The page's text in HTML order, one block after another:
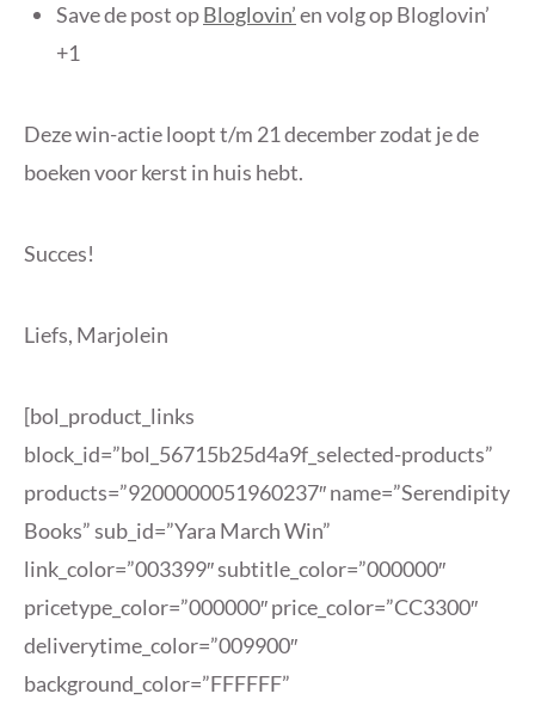
Save de post opBloglovin’en volg op Bloglovin’
+1
Deze win-actie loopt t/m 21 december zodat je de
boeken voor kerst in huis hebt.
Succes!
Liefs, Marjolein
[bol_product_links
block_id=”bol_56715b25d4a9f_selected-products”
products=”9200000051960237″ name=”Serendipity
Books” sub_id=”Yara March Win”
link_color=”003399″ subtitle_color=”000000″
pricetype_color=”000000″ price_color=”CC3300″
deliverytime_color=”009900″
background_color=”FFFFFF”